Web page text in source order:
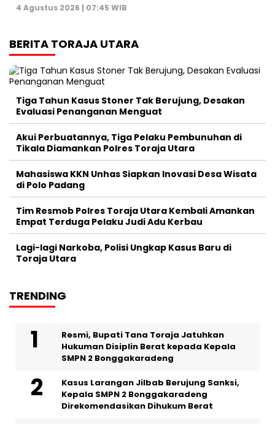
4 Agustus 2026 | 07:45 WIB
BERITA TORAJA UTARA
Tiga Tahun Kasus Stoner Tak Berujung, Desakan
Evaluasi Penanganan Menguat
Akui Perbuatannya, Tiga Pelaku Pembunuhan di
Tikala Diamankan Polres Toraja Utara
Mahasiswa KKN Unhas Siapkan Inovasi Desa Wisata
di Polo Padang
Tim Resmob Polres Toraja Utara Kembali Amankan
Empat Terduga Pelaku Judi Adu Kerbau
Lagi-lagi Narkoba, Polisi Ungkap Kasus Baru di
Toraja Utara
TRENDING
Resmi, Bupati Tana Toraja Jatuhkan
Hukuman Disiplin Berat kepada Kepala
SMPN 2 Bonggakaradeng
Kasus Larangan Jilbab Berujung Sanksi,
Kepala SMPN 2 Bonggakaradeng
Direkomendasikan Dihukum Berat